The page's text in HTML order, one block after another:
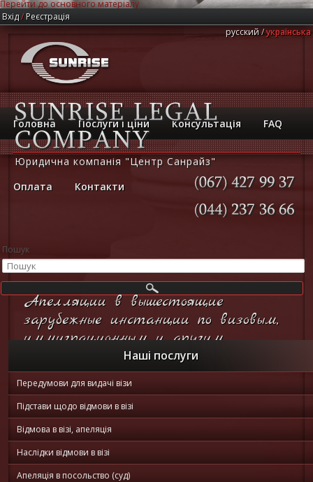
Перейти до основного матеріалу
Вхід/ Реєстрація
русский українська
Головна Послуги і ціни Консультація FAQ
Оплата Контакти
Пошук
Юридична компанія "Центр Санрайз"
Апелляции в вышестоящие
зарубежные инстанции по визовым,
иммиграционным и другим
Он-лайн
консультация
Наші послуги
Передумови для видачі візи
Підстави щодо відмови в візі
Відмова в візі, апеляція
Наслідки відмови в візі
Апеляція в посольство (суд)